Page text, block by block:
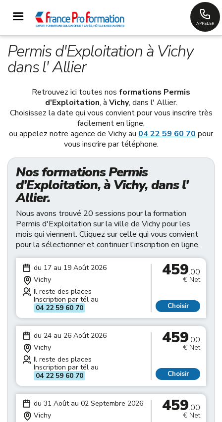
APPELER
Permis d'Exploitation à Vichy
dans l' Allier
Retrouvez ici toutes nos formations Permis
d'Exploitation, à Vichy, dans l' Allier.
Choisissez la date qui vous convient pour vous inscrire très
facilement en ligne,
ou appelez notre agence de Vichy au 04 22 59 60 70 pour
vous inscrire par téléphone.
Nos formations Permis
d'Exploitation, à Vichy, dans l'
Allier.
Nous avons trouvé 20 sessions pour la formation
Permis d'Exploitation sur la ville de Vichy pour les
mois qui viennent. Cliquez sur celle qui vous convient
pour la sélectionner et continuer l'inscription en ligne.
du 17 au 19 Août 2026
Vichy
Il reste des places
Inscription par tél au
04 22 59 60 70
459.00
€ Net
Choisir
du 24 au 26 Août 2026
Vichy
Il reste des places
Inscription par tél au
04 22 59 60 70
459.00
€ Net
Choisir
du 31 Août au 02 Septembre 2026
Vichy
459.00
€ Net